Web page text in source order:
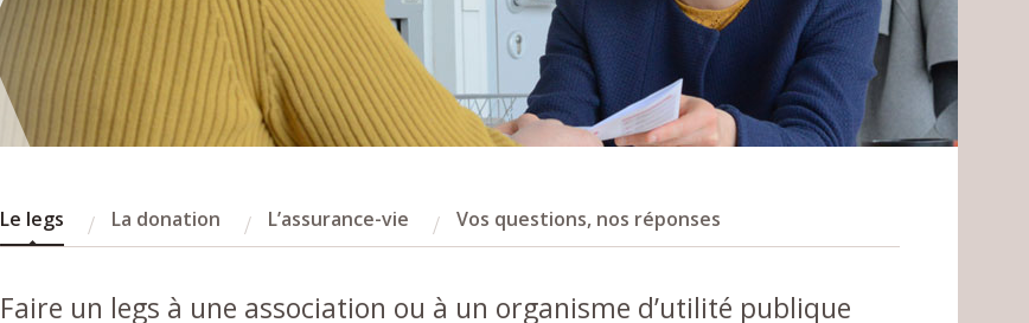
Le legs La donation L’assurance-vie Vos questions, nos réponses
Faire un legs à une association ou à un organisme d’utilité publique